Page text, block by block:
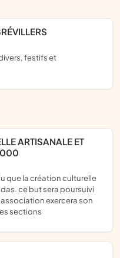
ce but sera poursuivi
exercera son
sections